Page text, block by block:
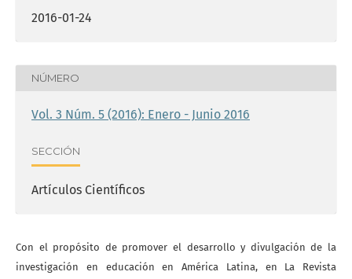
2016-01-24
NÚMERO
Vol. 3 Núm. 5 (2016): Enero - Junio 2016
SECCIÓN
Artículos Científicos
Con el propósito de promover el desarrollo y divulgación de la
investigación en educación en América Latina, en La Revista